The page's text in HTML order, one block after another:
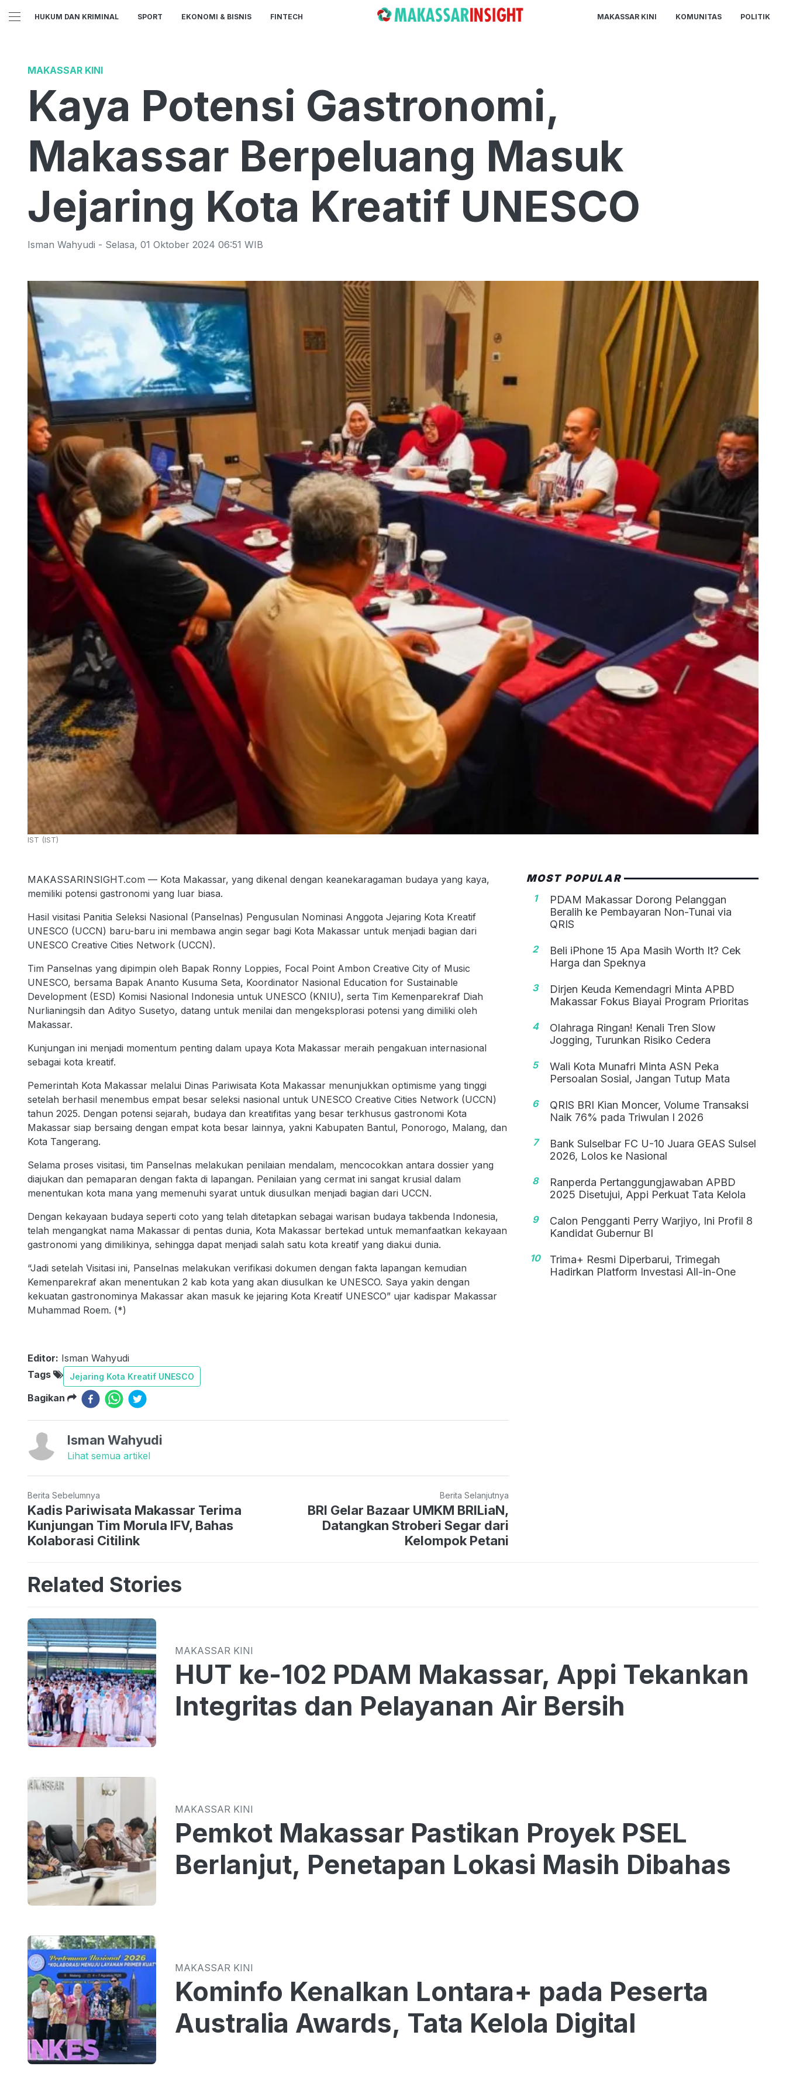
HUKUM DAN KRIMINAL SPORT EKONOMI & BISNIS FINTECH MAKASSAR KINI KOMUNITAS POLITIK
MAKASSAR KINI
Kaya Potensi Gastronomi,
Makassar Berpeluang Masuk
Jejaring Kota Kreatif UNESCO
Isman Wahyudi - Selasa, 01 Oktober 2024 06:51 WIB
IST (IST)
MAKASSARINSIGHT.com — Kota Makassar, yang dikenal dengan keanekaragaman budaya yang kaya,
memiliki potensi gastronomi yang luar biasa.
Hasil visitasi Panitia Seleksi Nasional (Panselnas) Pengusulan Nominasi Anggota Jejaring Kota Kreatif
UNESCO (UCCN) baru-baru ini membawa angin segar bagi Kota Makassar untuk menjadi bagian dari
UNESCO Creative Cities Network (UCCN).
Tim Panselnas yang dipimpin oleh Bapak Ronny Loppies, Focal Point Ambon Creative City of Music
UNESCO, bersama Bapak Ananto Kusuma Seta, Koordinator Nasional Education for Sustainable
Development (ESD) Komisi Nasional Indonesia untuk UNESCO (KNIU), serta Tim Kemenparekraf Diah
Nurlianingsih dan Adityo Susetyo, datang untuk menilai dan mengeksplorasi potensi yang dimiliki oleh
Makassar.
Kunjungan ini menjadi momentum penting dalam upaya Kota Makassar meraih pengakuan internasional
sebagai kota kreatif.
Pemerintah Kota Makassar melalui Dinas Pariwisata Kota Makassar menunjukkan optimisme yang tinggi
setelah berhasil menembus empat besar seleksi nasional untuk UNESCO Creative Cities Network (UCCN)
tahun 2025. Dengan potensi sejarah, budaya dan kreatifitas yang besar terkhusus gastronomi Kota
Makassar siap bersaing dengan empat kota besar lainnya, yakni Kabupaten Bantul, Ponorogo, Malang, dan
Kota Tangerang.
Selama proses visitasi, tim Panselnas melakukan penilaian mendalam, mencocokkan antara dossier yang
diajukan dan pemaparan dengan fakta di lapangan. Penilaian yang cermat ini sangat krusial dalam
menentukan kota mana yang memenuhi syarat untuk diusulkan menjadi bagian dari UCCN.
Dengan kekayaan budaya seperti coto yang telah ditetapkan sebagai warisan budaya takbenda Indonesia,
telah mengangkat nama Makassar di pentas dunia, Kota Makassar bertekad untuk memanfaatkan kekayaan
gastronomi yang dimilikinya, sehingga dapat menjadi salah satu kota kreatif yang diakui dunia.
“Jadi setelah Visitasi ini, Panselnas melakukan verifikasi dokumen dengan fakta lapangan kemudian
Kemenparekraf akan menentukan 2 kab kota yang akan diusulkan ke UNESCO. Saya yakin dengan
kekuatan gastronominya Makassar akan masuk ke jejaring Kota Kreatif UNESCO” ujar kadispar Makassar
Muhammad Roem. (*)
Editor: Isman Wahyudi
Tags
Jejaring Kota Kreatif UNESCO
Bagikan
Isman Wahyudi
Lihat semua artikel
Berita Sebelumnya
Kadis Pariwisata Makassar Terima
Kunjungan Tim Morula IFV, Bahas
Kolaborasi Citilink
Berita Selanjutnya
BRI Gelar Bazaar UMKM BRILiaN,
Datangkan Stroberi Segar dari
Kelompok Petani
MOST POPULAR
1
PDAM Makassar Dorong Pelanggan
Beralih ke Pembayaran Non-Tunai via
QRIS
2
Beli iPhone 15 Apa Masih Worth It? Cek
Harga dan Speknya
3
Dirjen Keuda Kemendagri Minta APBD
Makassar Fokus Biayai Program Prioritas
4
Olahraga Ringan! Kenali Tren Slow
Jogging, Turunkan Risiko Cedera
5
Wali Kota Munafri Minta ASN Peka
Persoalan Sosial, Jangan Tutup Mata
6
QRIS BRI Kian Moncer, Volume Transaksi
Naik 76% pada Triwulan I 2026
7
Bank Sulselbar FC U-10 Juara GEAS Sulsel
2026, Lolos ke Nasional
8
Ranperda Pertanggungjawaban APBD
2025 Disetujui, Appi Perkuat Tata Kelola
9
Calon Pengganti Perry Warjiyo, Ini Profil 8
Kandidat Gubernur BI
10
Trima+ Resmi Diperbarui, Trimegah
Hadirkan Platform Investasi All-in-One
Related Stories
MAKASSAR KINI
HUT ke-102 PDAM Makassar, Appi Tekankan
Integritas dan Pelayanan Air Bersih
MAKASSAR KINI
Pemkot Makassar Pastikan Proyek PSEL
Berlanjut, Penetapan Lokasi Masih Dibahas
MAKASSAR KINI
Kominfo Kenalkan Lontara+ pada Peserta
Australia Awards, Tata Kelola Digital